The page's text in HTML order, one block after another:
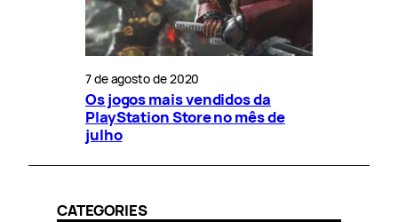
7 de agosto de 2020
Os jogos mais vendidos da
PlayStation Store no mês de
julho
CATEGORIES